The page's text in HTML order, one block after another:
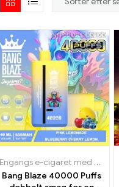
Engangs e-cigaret med nikotin
Bang Blaze 40000 Puffs